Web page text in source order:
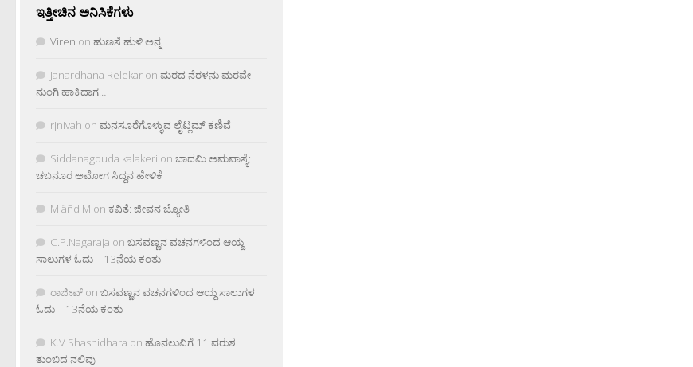
ಇತ್ತೀಚಿನ ಅನಿಸಿಕೆಗಳು
Viren on ಹುಣಸೆ ಹುಳಿ ಅನ್ನ
Janardhana Relekar on ಮರದ ನೆರಳನು ಮರವೇ
ನುಂಗಿ ಹಾಕಿದಾಗ…
rjnivah on ಮನಸೂರೆಗೊಳ್ಳುವ ಲೈಟ್ಲಮ್ ಕಣಿವೆ
Siddanagouda kalakeri on ಬಾದಮಿ ಅಮವಾಸ್ಯೆ:
ಚಬನೂರ ಅಮೋಗ ಸಿದ್ದನ ಹೇಳಿಕೆ
M âñd M on ಕವಿತೆ: ಜೀವನ ಜ್ಯೋತಿ
C.P.Nagaraja on ಬಸವಣ್ಣನ ವಚನಗಳಿಂದ ಆಯ್ದ
ಸಾಲುಗಳ ಓದು – 13ನೆಯ ಕಂತು
ರಾಜೀವ್ on ಬಸವಣ್ಣನ ವಚನಗಳಿಂದ ಆಯ್ದ ಸಾಲುಗಳ
ಓದು – 13ನೆಯ ಕಂತು
K.V Shashidhara on ಹೊನಲುವಿಗೆ 11 ವರುಶ
ತುಂಬಿದ ನಲಿವು